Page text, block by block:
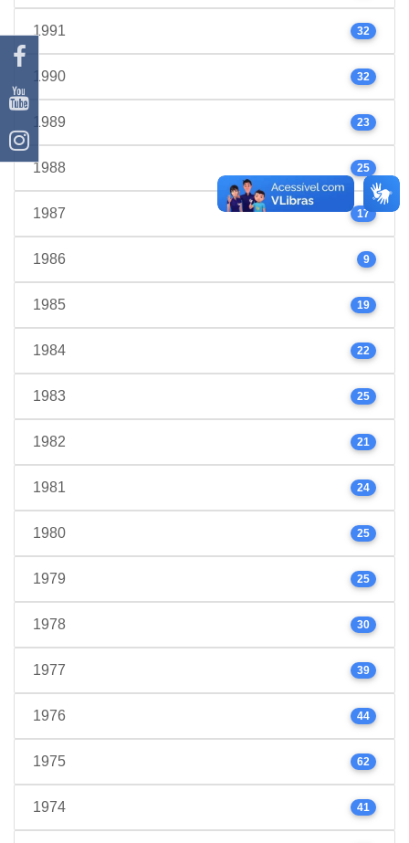
1991 32
1990 32
1989 23
1988 25
1987 17
1986 9
1985 19
1984 22
1983 25
1982 21
1981 24
1980 25
1979 25
1978 30
1977 39
1976 44
1975 62
1974 41